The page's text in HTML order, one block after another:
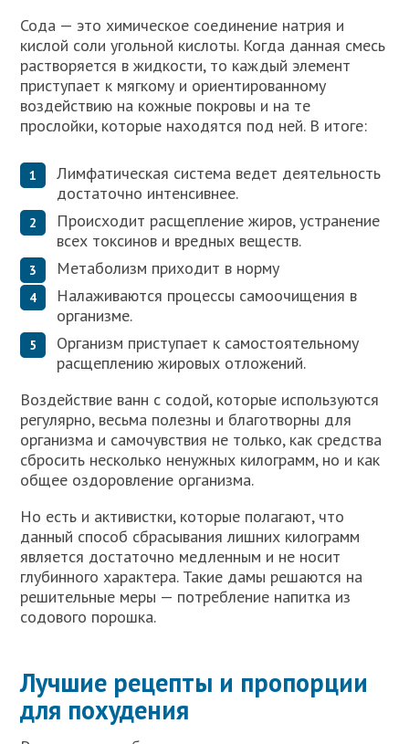
Сода — это химическое соединение натрия и
кислой соли угольной кислоты. Когда данная смесь
растворяется в жидкости, то каждый элемент
приступает к мягкому и ориентированному
воздействию на кожные покровы и на те
прослойки, которые находятся под ней. В итоге:
Лимфатическая система ведет деятельность
достаточно интенсивнее.
Происходит расщепление жиров, устранение
всех токсинов и вредных веществ.
Метаболизм приходит в норму
Налаживаются процессы самоочищения в
организме.
Организм приступает к самостоятельному
расщеплению жировых отложений.
Воздействие ванн с содой, которые используются
регулярно, весьма полезны и благотворны для
организма и самочувствия не только, как средства
сбросить несколько ненужных килограмм, но и как
общее оздоровление организма.
Но есть и активистки, которые полагают, что
данный способ сбрасывания лишних килограмм
является достаточно медленным и не носит
глубинного характера. Такие дамы решаются на
решительные меры — потребление напитка из
содового порошка.
Лучшие рецепты и пропорции
для похудения